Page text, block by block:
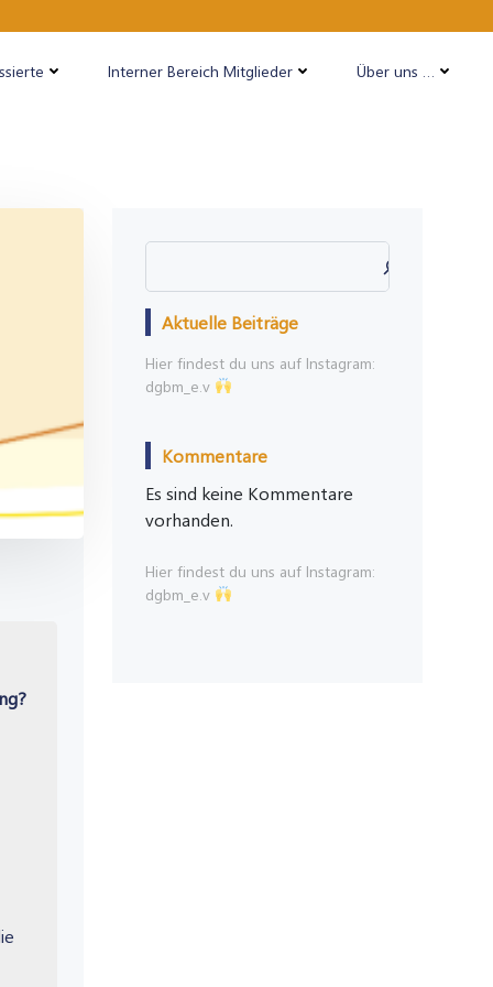
Interner Bereich Mitglieder Über uns …
Aktuelle Beiträge
Hier findest du uns auf Instagram:
dgbm_e.v
Kommentare
Es sind keine Kommentare
vorhanden.
Hier findest du uns auf Instagram:
dgbm_e.v